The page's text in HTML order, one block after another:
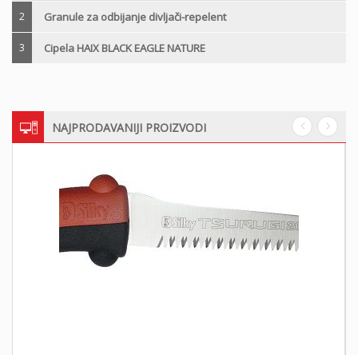
2 Granule za odbijanje divljači-repelent
3 Cipela HAIX BLACK EAGLE NATURE
NAJPRODAVANIJI PROIZVODI